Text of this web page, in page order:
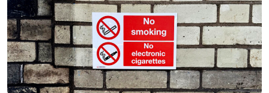
batterij-, staal-, chemische en textielindustrie. Voor
het eerst is er ook …Continued